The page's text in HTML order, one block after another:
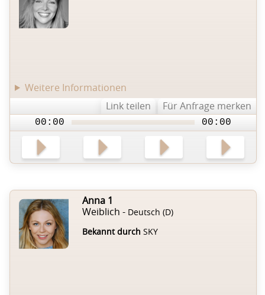
Weitere Informationen
Link teilen
Für Anfrage merken
00:00 00:00
Anna 1
Weiblich - Deutsch (D)
Bekannt durch SKY